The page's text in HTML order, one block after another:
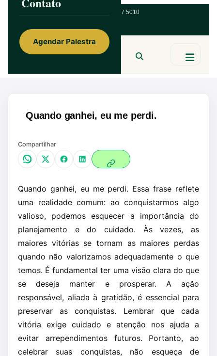
47 9 9967 5010
Ainor Lotério
Agendar Palestra
Quando ganhei, eu me perdi.
Compartilhar
Quando ganhei, eu me perdi. Essa frase reflete
uma realidade comum: ao conquistarmos algo
valioso, podemos esquecer a importância do
planejamento e do cuidado. Às vezes, as
maiores vitórias se tornam as maiores perdas
quando não valorizamos adequadamente o que
temos. É fundamental ter uma visão clara do que
se deseja manter e prosperar. A ação
responsável, aliada à gratidão, é essencial para
preservar as conquistas. Lembrar que cada
vitória exige cuidado e atenção nos ajuda a
evitar arrependimentos futuros. Portanto, ao
celebrar suas conquistas, não esqueça de